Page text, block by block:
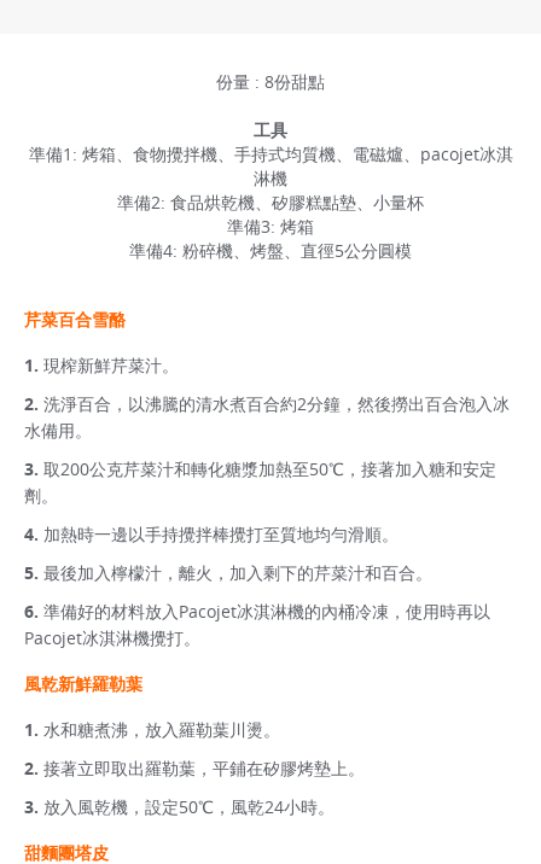
份量 : 8份甜點
工具
準備1: 烤箱、食物攪拌機、手持式均質機、電磁爐、pacojet冰淇
淋機
準備2: 食品烘乾機、矽膠糕點墊、小量杯
準備3: 烤箱
準備4: 粉碎機、烤盤、直徑5公分圓模
芹菜百合雪酪
現榨新鮮芹菜汁。
洗淨百合，以沸騰的清水煮百合約2分鐘，然後撈出百合泡入冰
水備用。
取200公克芹菜汁和轉化糖漿加熱至50℃，接著加入糖和安定
劑。
加熱時一邊以手持攪拌棒攪打至質地均勻滑順。
最後加入檸檬汁，離火，加入剩下的芹菜汁和百合。
準備好的材料放入Pacojet冰淇淋機的內桶冷凍，使用時再以
Pacojet冰淇淋機攪打。
風乾新鮮羅勒葉
水和糖煮沸，放入羅勒葉川燙。
接著立即取出羅勒葉，平鋪在矽膠烤墊上。
放入風乾機，設定50℃，風乾24小時。
甜麵團塔皮